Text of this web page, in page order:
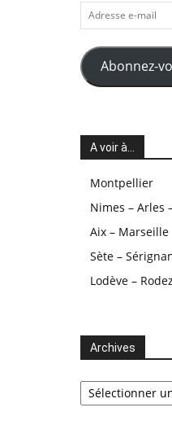
Adresse
e-
mail
Abonnez-
A voir à…
Montpellier
Nimes – Arles
Aix – Marseille
Sète –
Lodève – Rodez
Archives
Archives